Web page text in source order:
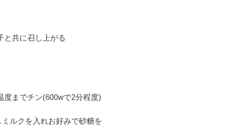
と共に召し上がる
度までチン(600wで2分程度)
ルクを入れお好みで砂糖を